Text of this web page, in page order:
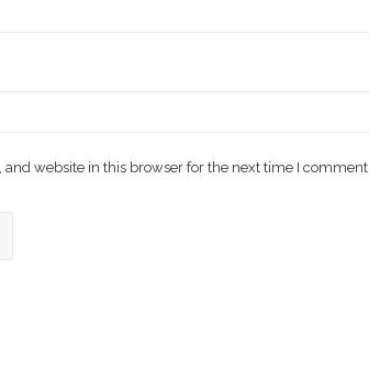
and website in this browser for the next time I comment.